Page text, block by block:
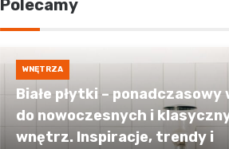
Polecamy
WNĘTRZA
Białe płytki – ponadczasowy
do nowoczesnych i
wnętrz. Inspiracje, trendy i